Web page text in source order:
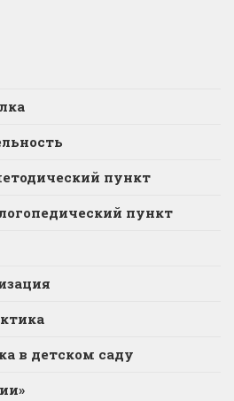
пункт
пункт
в детском саду